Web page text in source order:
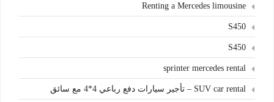
Renting a Mercedes limousine
S450
S450
sprinter mercedes rental
SUV car rental – تأجير سيارات دفع رباعي 4*4 مع سائق